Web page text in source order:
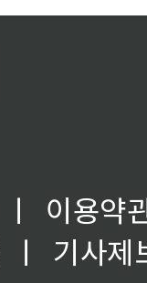
ㅣ
이용약
ㅣ
기사제